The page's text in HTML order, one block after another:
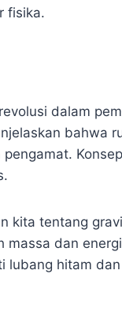
fisika.
dalam
bahwa
kita tentang
dan
lubang hitam